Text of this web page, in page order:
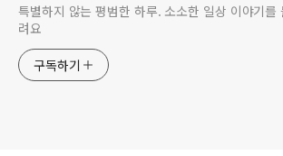
특별하지 않는 평범한 하루. 소소한 일상 이야기를
려요
구독하기